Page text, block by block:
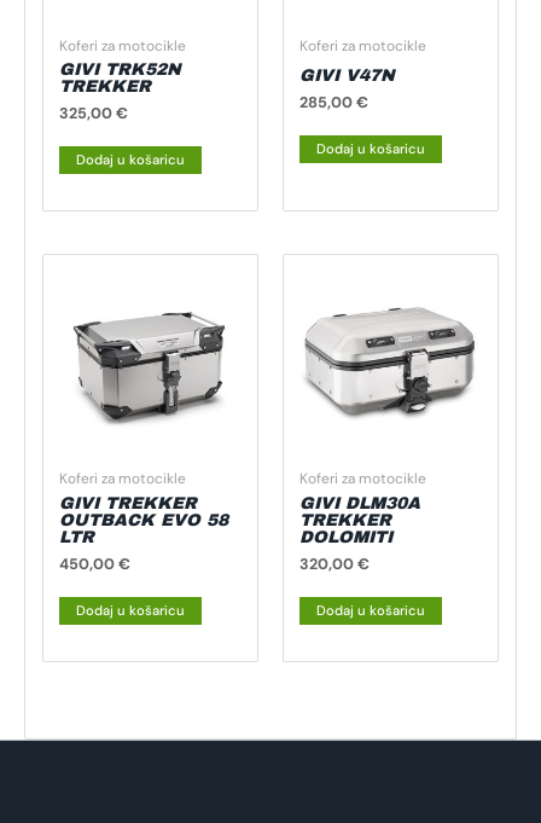
Koferi za motocikle
GIVI TRK52N
TREKKER
325,00€
Dodaj u košaricu
Koferi za motocikle
GIVI V47N
285,00€
Dodaj u košaricu
Koferi za motocikle
GIVI TREKKER
OUTBACK EVO 58
LTR
450,00€
Dodaj u košaricu
Koferi za motocikle
GIVI DLM30A
TREKKER
DOLOMITI
320,00€
Dodaj u košaricu